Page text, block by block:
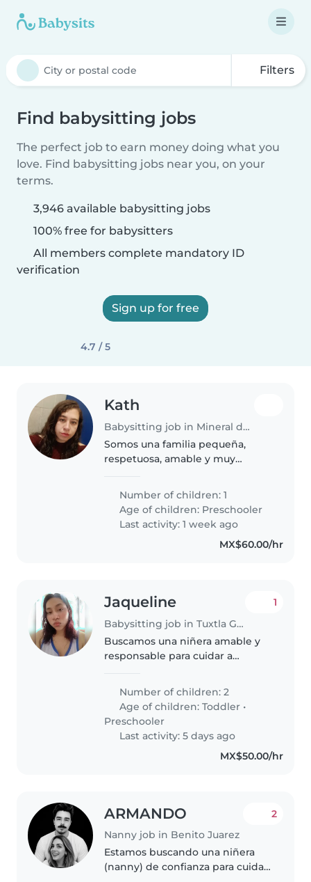
Filters
Find babysitting jobs
The perfect job to earn money doing what you
love. Find babysitting jobs near you, on your
terms.
3,946 available babysitting jobs
100% free for babysitters
All members complete mandatory ID
verification
Sign up for free
4.7 / 5
Kath
Babysitting job in Mineral de la Reforma
Somos una familia pequeña,
respetuosa, amable y muy
Number of children: 1
Age of children: Preschooler
Last activity: 1 week ago
MX$60.00/hr
Jaqueline
Babysitting job in Tuxtla Gutiérrez
1
Buscamos una niñera amable y
responsable para cuidar a
Que disfrute cocinar y ayudar
con tareas escolares.
¡Contáctanos..
Number of children: 2
Age of children:Toddler •
Preschooler
Last activity: 5 days ago
MX$50.00/hr
ARMANDO
Nanny job in Benito Juarez
2
Estamos buscando una niñera
(nanny) de confianza para cuidar